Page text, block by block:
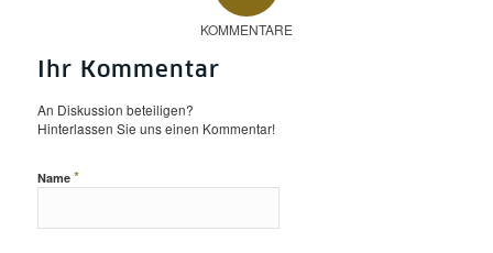
KOMMENTARE
Ihr Kommentar
An Diskussion beteiligen?
Hinterlassen Sie uns einen Kommentar!
Name *